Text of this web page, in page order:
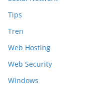
Tips
Tren
Web Hosting
Web Security
Windows